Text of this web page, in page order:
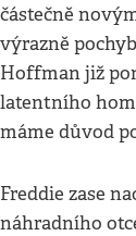
částečně
výrazně
Hoffman již
latentního
máme důvod
Freddie zase
náhradního